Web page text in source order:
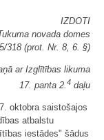
IZDOTI
novada domes
318 (prot. Nr. 8, 6. §)
ar Izglītības likuma
17. panta 2.4 daļu
oktobra saistošajos
atbalstu
iestādes" šādus